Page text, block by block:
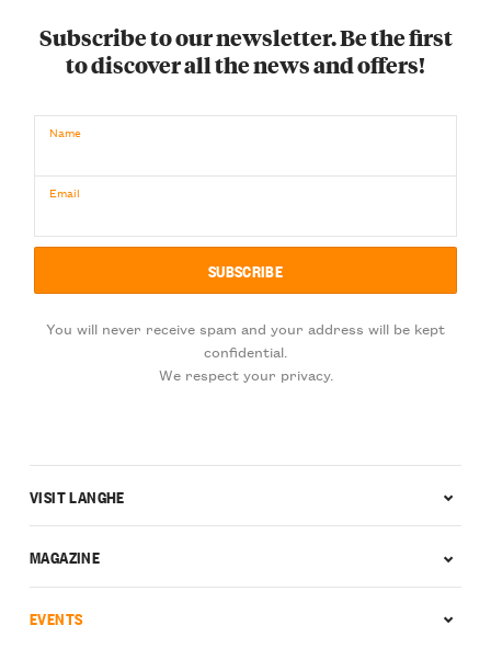
Subscribe to our newsletter. Be the first
to discover all the news and offers!
Name
Email
You will never receive spam and your address will be kept
confidential.
We respect your privacy.
VISIT LANGHE
MAGAZINE
EVENTS